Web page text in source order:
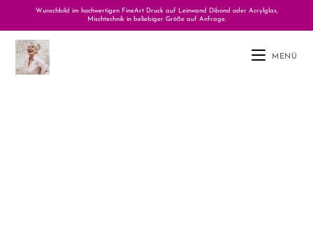
Wunschbild im hochwertigen FineArt Druck auf Leinwand Dibond oder Acrylglas,
Mischtechnik in beliebiger Größe auf Anfrage.
MENÜ